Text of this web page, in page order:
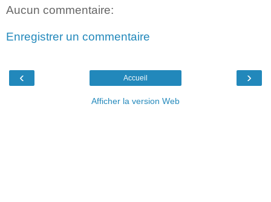
Aucun commentaire:
Enregistrer un commentaire
‹ ›
Accueil
Afficher la version Web